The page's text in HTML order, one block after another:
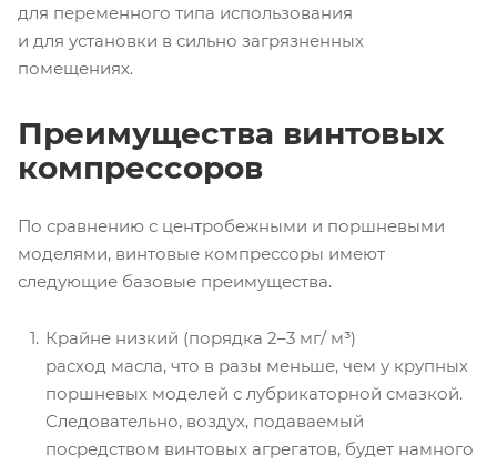
для переменного типа использования
и для установки в сильно загрязненных
помещениях.
Преимущества винтовых
компрессоров
По сравнению с центробежными и поршневыми
моделями, винтовые компрессоры имеют
следующие базовые преимущества.
Крайне низкий (порядка 2–3 мг/ м³)
расход масла, что в разы меньше, чем у крупных
поршневых моделей с лубрикаторной смазкой.
Следовательно, воздух, подаваемый
посредством винтовых агрегатов, будет намного